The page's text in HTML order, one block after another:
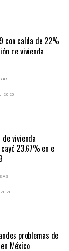
con caída de 22%
de vivienda
2020
vivienda
23.67% en el
2020
problemas de
México